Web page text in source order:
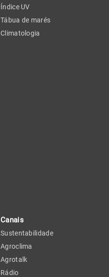
Índice UV
Tábua de marés
Climatologia
Canais
Sustentabilidade
Agroclima
Agrotalk
Rádio